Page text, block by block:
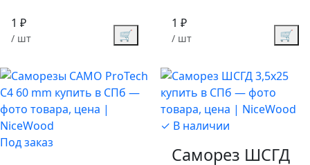
1 ₽
/ шт 🛒
1 ₽
/ шт 🛒
Под заказ
✓ В наличии
Саморез ШСГД